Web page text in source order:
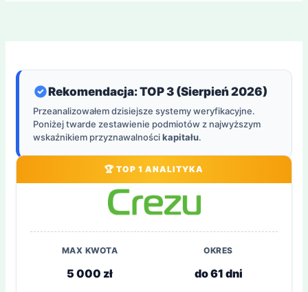
Rekomendacja: TOP 3 (Sierpień 2026)
Przeanalizowałem dzisiejsze systemy weryfikacyjne.
Poniżej twarde zestawienie podmiotów z najwyższym
wskaźnikiem przyznawalnościkapitału.
🏆 TOP 1 ANALITYKA
MAX KWOTA
5 000 zł
OKRES
do 61 dni